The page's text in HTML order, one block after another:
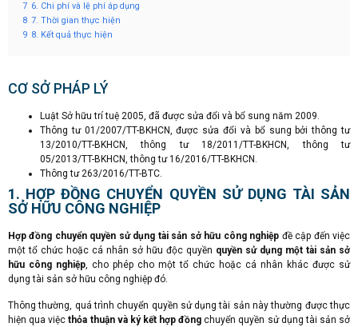
7 6. Chi phí và lệ phí áp dụng
8 7. Thời gian thực hiện
9 8. Kết quả thực hiện
CƠ SỞ PHÁP LÝ
Luật Sở hữu trí tuệ 2005, đã được sửa đổi và bổ sung năm 2009.
Thông tư 01/2007/TT-BKHCN, được sửa đổi và bổ sung bởi thông tư
13/2010/TT-BKHCN, thông tư 18/2011/TT-BKHCN, thông tư
05/2013/TT-BKHCN, thông tư 16/2016/TT-BKHCN.
Thông tư 263/2016/TT-BTC.
1. HỢP ĐỒNG CHUYỂN QUYỀN SỬ DỤNG TÀI SẢN
SỞ HỮU CÔNG NGHIỆP
Hợp đồng chuyển quyền sử dụng tài sản sở hữu công nghiệp đề cập đến việc
một tổ chức hoặc cá nhân sở hữu độc quyền quyền sử dụng một tài sản sở
hữu công nghiệp, cho phép cho một tổ chức hoặc cá nhân khác được sử
dụng tài sản sở hữu công nghiệp đó.
Thông thường, quá trình chuyển quyền sử dụng tài sản này thường được thực
hiện qua việcthỏa thuận và ký kết hợp đồng chuyển quyền sử dụng tài sản sở